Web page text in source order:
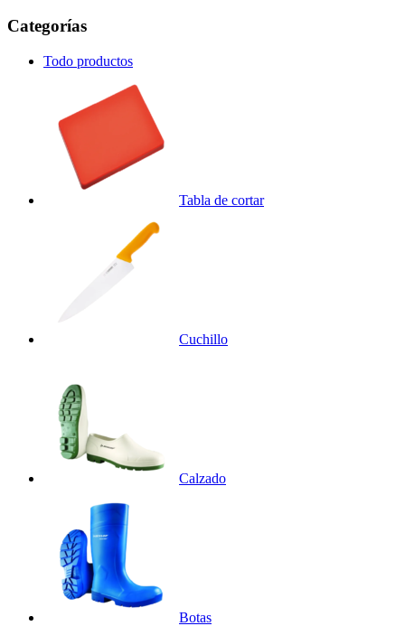
Categorías
Todo productos
Tabla de cortar
Cuchillo
Calzado
Botas